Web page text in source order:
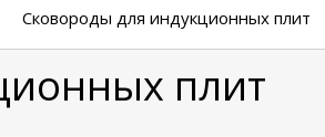
Сковороды для индукционных плит
плит